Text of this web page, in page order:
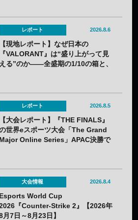
レポート 2026.8.6
【現地レポート】なぜ日本の
『VALORANT』は“盛り上がって見
える”のか——全盛期の1/10の箱と、
レポート 2026.8.5
【大会レポート】『THE FINALS』
世界eスポーツ大会「The Grand
Major Online Series」APAC決勝で
大会情報 2026.8.4
Esports World Cup
『Counter-Strike 2』【2026年
月7日～8月23日】